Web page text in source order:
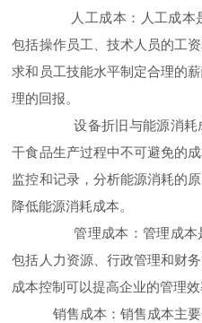
人工成本：人工成本是
包括操作员工、技术人员的工
求和员工技能水平制定合理的
理的回报。
设备折旧与能源消耗成
干食品生产过程中不可避免的
监控和记录，分析能源消耗的
降低能源消耗成本。
管理成本：管理成本是
包括人力资源、行政管理和财
成本控制可以提高企业的管理效
销售成本：销售成本主